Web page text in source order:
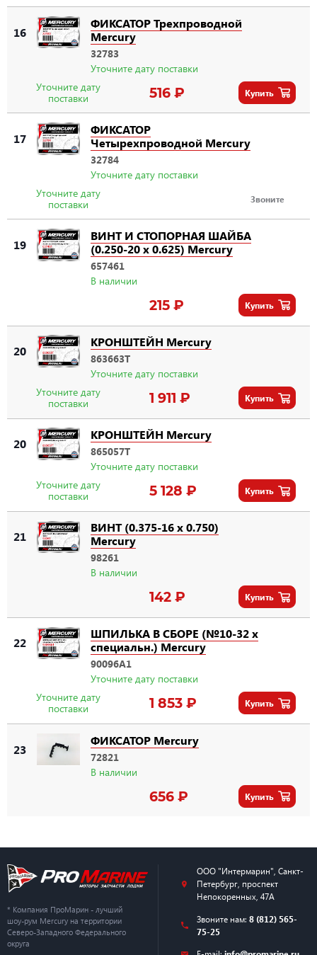
16
ФИКСАТОР Трехпроводной
Mercury
32783
Уточните дату поставки
Уточните дату
поставки
516 ₽ Купить
17
ФИКСАТОР
Четырехпроводной Mercury
32784
Уточните дату поставки
Уточните дату
поставки
Звоните
19
ВИНТ И СТОПОРНАЯ ШАЙБА
(0.250-20 x 0.625) Mercury
657461
В наличии
215 ₽ Купить
20
КРОНШТЕЙН Mercury
863663T
Уточните дату поставки
Уточните дату
поставки
1 911 ₽ Купить
20
КРОНШТЕЙН Mercury
865057T
Уточните дату поставки
Уточните дату
поставки
5 128 ₽ Купить
21
ВИНТ (0.375-16 x 0.750)
Mercury
98261
В наличии
142 ₽ Купить
22
ШПИЛЬКА В СБОРЕ (№10-32 x
специальн.) Mercury
90096A1
Уточните дату поставки
Уточните дату
поставки
1 853 ₽ Купить
23
ФИКСАТОР Mercury
72821
В наличии
656 ₽ Купить
* Компания ПроМарин - лучший
шоу-рум Mercury на территории
Северо-Западного Федерального
округа
ООО "Интермарин" Санкт-
Петербург, проспект
Непокоренных, 47А
Звоните нам: 8 (812) 565-
75-25